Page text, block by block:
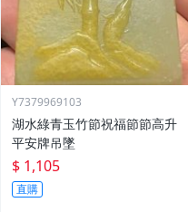
Y7379969103
湖水綠青玉竹節祝福節節高升
平安牌吊墜
$ 1,105
直購